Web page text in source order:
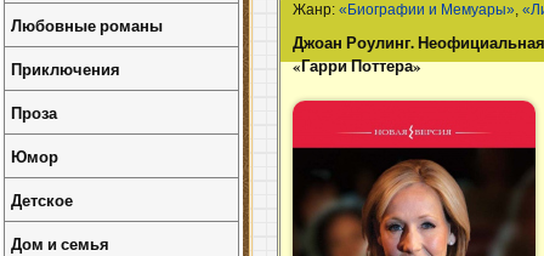
Жанр:«Биографии и Мемуары»,
Джоан Роулинг.
«Гарри Поттера»
Любовные романы
Приключения
Проза
Юмор
Детское
Дом и семья